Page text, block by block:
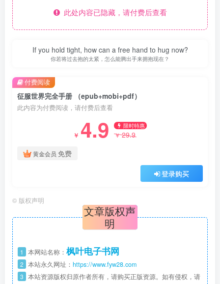
此处内容已隐藏，请付费后查看
If you hold tight, how can a free hand to hug now?
你若将过去抱的太紧，怎么能腾出手来拥抱现在？
征服世界完全手册 （epub+mobi+pdf）
此内容为付费阅读，请付费后查看
￥ 4.9 限时特惠
￥29.9
黄金会员 免费
登录购买
付费阅读
© 版权声明
文章版权声
明
1 本网站名称： 枫叶电子书网
2 本站永久网址： https://www.fyw28.com
3 本站资源版权归原作者所有，请购买正版资源。如有侵权，请